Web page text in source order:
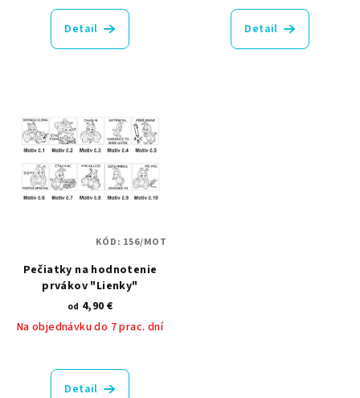
hodnotenie
produktu
Detail
hodnotenie
produktu
Detail
Pečiatky na hodnotenie
prvákov "Lienky"
od 4,90 €
Na objednávku do 7 prac. dní
Detail
KÓD: 156/MOT